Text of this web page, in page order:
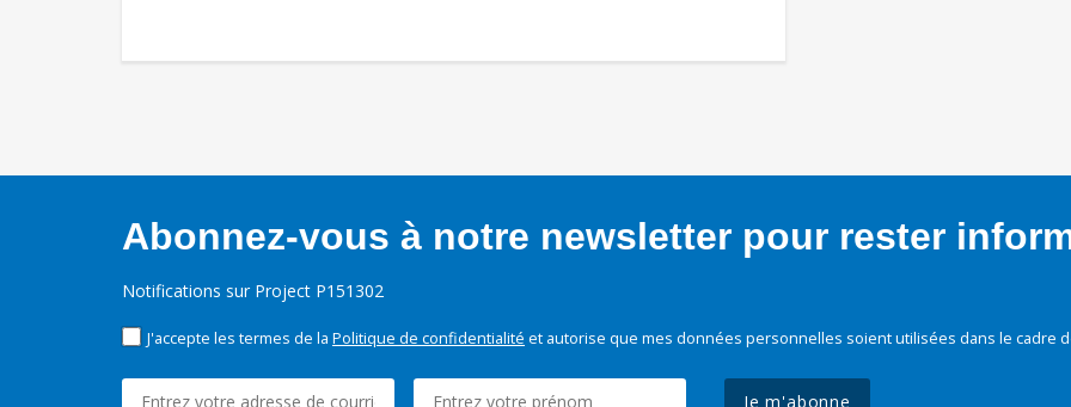
Abonnez-vous à notre newsletter pour rester
Notifications sur Project P151302
J'accepte les termes de la Politique de confidentialité et autorise que mes données personnelles soient utilisées dans le cadre
Je m'abonne